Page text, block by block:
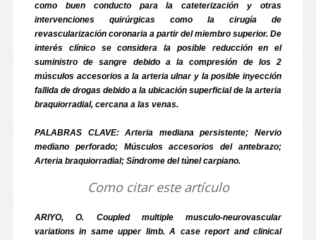
como buen conducto para la cateterización y otras
intervenciones quirúrgicas como la cirugía de
revascularización coronaria a partir del miembro superior. De
interés clínico se considera la posible reducción en el
suministro de sangre debido a la compresión de los 2
músculos accesorios a la arteria ulnar y la posible inyección
fallida de drogas debido a la ubicación superficial de la arteria
braquiorradial, cercana a las venas.
PALABRAS CLAVE: Arteria mediana persistente; Nervio
mediano perforado; Músculos accesorios del antebrazo;
Arteria braquiorradial; Síndrome del túnel carpiano.
Como citar este artículo
ARIYO, O. Coupled multiple musculo-neurovascular
variations in same upper limb. A case report and clinical